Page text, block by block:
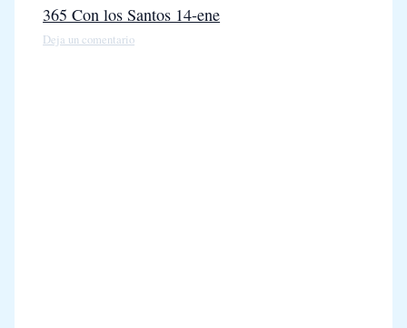
365 Con los Santos 14-ene
Deja un comentario